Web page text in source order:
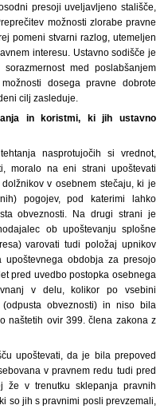
presoji uveljavljeno stališče,
možnosti zlorabe pravne
pomeni stvarni razlog, utemeljen
interesu. Ustavno sodišče je
med poslabšanjem
dosega pravne dobrote
cilj zasleduje.
in koristmi, ki jih ustavno
nasprotujočih si vrednot,
moralo na eni strani upoštevati
v osebnem stečaju, ki je
pogojev, pod katerimi lahko
obveznosti. Na drugi strani je
ob upoštevanju splošne
varovati tudi položaj upnikov
obdobja za presojo
pred uvedbo postopka osebnega
v delu, kolikor po vsebini
obveznosti) in niso bila
naštetih ovir 399. člena zakona z
upoštevati, da je bila prepoved
v pravnem redu tudi pred
že v trenutku sklepanja pravnih
so jih s pravnimi posli prevzemali,